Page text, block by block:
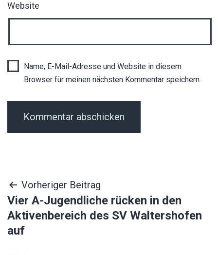
Website
Name, E-Mail-Adresse und Website in diesem
Browser für meinen nächsten Kommentar speichern.
Beitragsnavigation
Vorheriger Beitrag
Vier A-Jugendliche rücken in den
Aktivenbereich des SV Waltershofen
auf